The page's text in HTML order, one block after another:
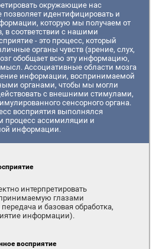
окружающие нас
идентифицировать и
которую мы получаем от
в соответствии с нашими
- это процесс, который
органы чувств (зрение, слух,
обобщает всю эту информацию,
Ассоциативные области мозга
информации, воспринимаемой
органами, чтобы мы могли
с внешними стимулами,
сенсорного органа.
восприятия выполнялся
процесс ассимиляции и
информации.
интерпретировать
глазами
и базовая обработка,
информации).
восприятие